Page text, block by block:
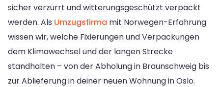
sicher verzurrt und witterungsgeschützt verpackt
werden. Als Umzugsfirma mit Norwegen-Erfahrung
wissen wir, welche Fixierungen und Verpackungen
dem Klimawechsel und der langen Strecke
standhalten – von der Abholung in Braunschweig bis
zur Ablieferung in deiner neuen Wohnung in Oslo.